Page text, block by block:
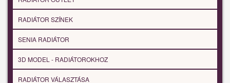
RADIÁTOR SZÍNEK
SENIA RADIÁTOR
3D MODEL - RADIÁTOROKHOZ
RADIÁTOR VÁLASZTÁSA